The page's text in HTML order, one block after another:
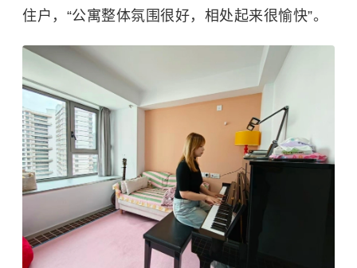
住户，“公寓整体氛围很好，相处起来很愉快”。